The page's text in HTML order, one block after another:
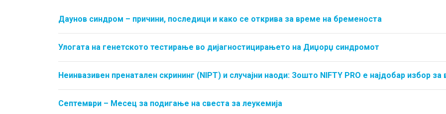
Даунов синдром – причини, последици и како се открива за време на бременоста
Улогата на генетското тестирање во дијагностицирањето на Диџорџ синдромот
Неинвазивен пренатален скрининг (NIPT) и случајни наоди: Зошто NIFTY PRO е најдобар избор за
Септември – Месец за подигање на свеста за леукемија